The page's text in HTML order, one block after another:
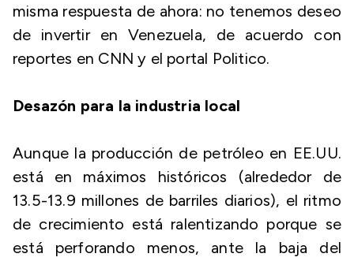
misma respuesta de ahora: no tenemos deseo
de invertir en Venezuela, de acuerdo con
reportes en CNN y el portal Politico.
Desazón para la industria local
Aunque la producción de petróleo en EE.UU.
está en máximos históricos (alrededor de
13.5-13.9 millones de barriles diarios), el ritmo
de crecimiento está ralentizando porque se
está perforando menos, ante la baja del